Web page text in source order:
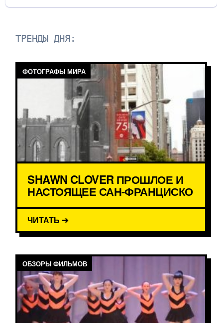
ТРЕНДЫ ДНЯ:
ФОТОГРАФЫ МИРА
SHAWN CLOVER ПРОШЛОЕ И
НАСТОЯЩЕЕ САН-ФРАНЦИСКО
ЧИТАТЬ ➔
ОБЗОРЫ ФИЛЬМОВ